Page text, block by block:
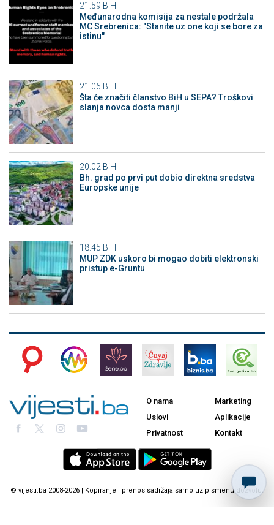
21:59 BiH
Međunarodna komisija za nestale podržala
MC Srebrenica: "Stanite uz one koji se bore za
istinu"
21:06 BiH
Šta će značiti članstvo BiH u SEPA? Troškovi
slanja novca dosta manji
20:02 BiH
Bh. grad po prvi put dobio direktna sredstva
Europske unije
18:45 BiH
MUP ZDK uskoro bi mogao dobiti elektronski
pristup e-Gruntu
O nama
Uslovi
Privatnost
Marketing
Aplikacije
Kontakt
© vijesti.ba 2008-2026 | Kopiranje i prenos sadržaja samo uz pismenu dozvolu.